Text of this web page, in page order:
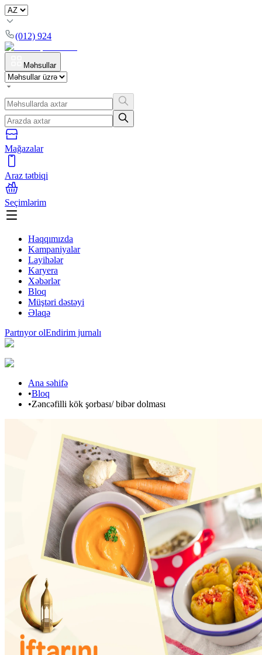
(012) 924
Məhsullar
Mağazalar
Araz tətbiqi
Seçimlərim
Haqqımızda
Kampaniyalar
Layihələr
Karyera
Xəbərlər
Bloq
Müştəri dəstəyi
Əlaqə
Partnyor olEndirim jurnalı
Ana səhifə
•Bloq
•Zəncəfilli kök şorbası/ bibər dolması